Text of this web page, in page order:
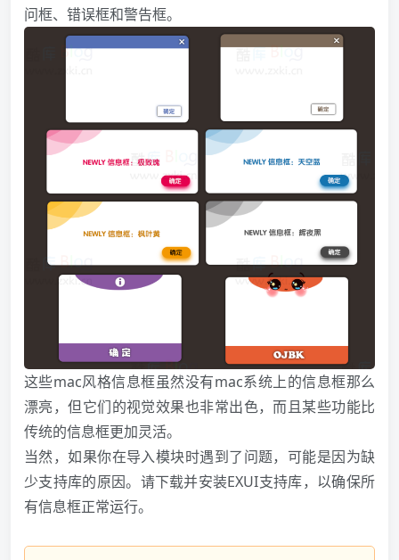
问框、错误框和警告框。
这些mac风格信息框虽然没有mac系统上的信息框那么
漂亮，但它们的视觉效果也非常出色，而且某些功能比
传统的信息框更加灵活。
当然，如果你在导入模块时遇到了问题，可能是因为缺
少支持库的原因。请下载并安装EXUI支持库，以确保所
有信息框正常运行。